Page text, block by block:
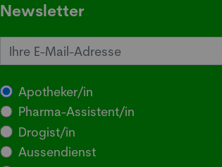
Juckreiz im Sommer? Schuld
03.08.2026
BERLIN - Viele kleine Tierchen
Sommermonaten unterwegs,
oder beissen.
Newsletter
Apotheker/in
Pharma-Assistent/in
Drogist/in
Aussendienst